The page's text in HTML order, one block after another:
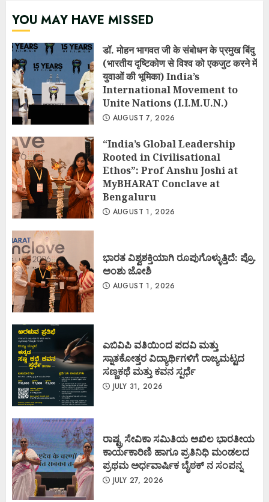
YOU MAY HAVE MISSED
डॉ. मोहन भागवत जी के संबोधन के प्रमुख बिंदु
(भारतीय दृष्टिकोण से विश्व को एकजुट करने में
युवाओं की भूमिका) India’s
International Movement to
Unite Nations (I.I.M.U.N.)
AUGUST 7, 2026
“India’s Global Leadership
Rooted in Civilisational
Ethos”: Prof Anshu Joshi at
MyBHARAT Conclave at
Bengaluru
AUGUST 1, 2026
ಭಾರತ ವಿಶ್ವಶಕ್ತಿಯಾಗಿ ರೂಪುಗೊಳ್ಳುತ್ತಿದೆ: ಪ್ರೊ.
ಅಂಶು ಜೋಶಿ
AUGUST 1, 2026
ಎಬಿವಿಪಿ ವತಿಯಿಂದ ಪದವಿ ಮತ್ತು
ಸ್ನಾತಕೋತ್ತರ ವಿದ್ಯಾರ್ಥಿಗಳಿಗೆ ರಾಜ್ಯಮಟ್ಟದ
ಸಣ್ಣಕಥೆ ಮತ್ತು ಕವನ ಸ್ಪರ್ಧೆ
JULY 31, 2026
ರಾಷ್ಟ್ರ ಸೇವಿಕಾ ಸಮಿತಿಯ ಅಖಿಲ ಭಾರತೀಯ
ಕಾರ್ಯಕಾರಿಣಿ ಹಾಗೂ ಪ್ರತಿನಿಧಿ ಮಂಡಲದ
ಪ್ರಥಮ ಅರ್ಧವಾರ್ಷಿಕ ಬೈಠಕ್ ನ ಸಂಪನ್ನ
JULY 27, 2026